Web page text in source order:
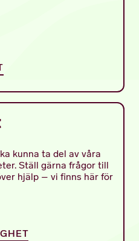
kunna ta del av våra
Ställ gärna frågor till
hjälp – vi finns här för